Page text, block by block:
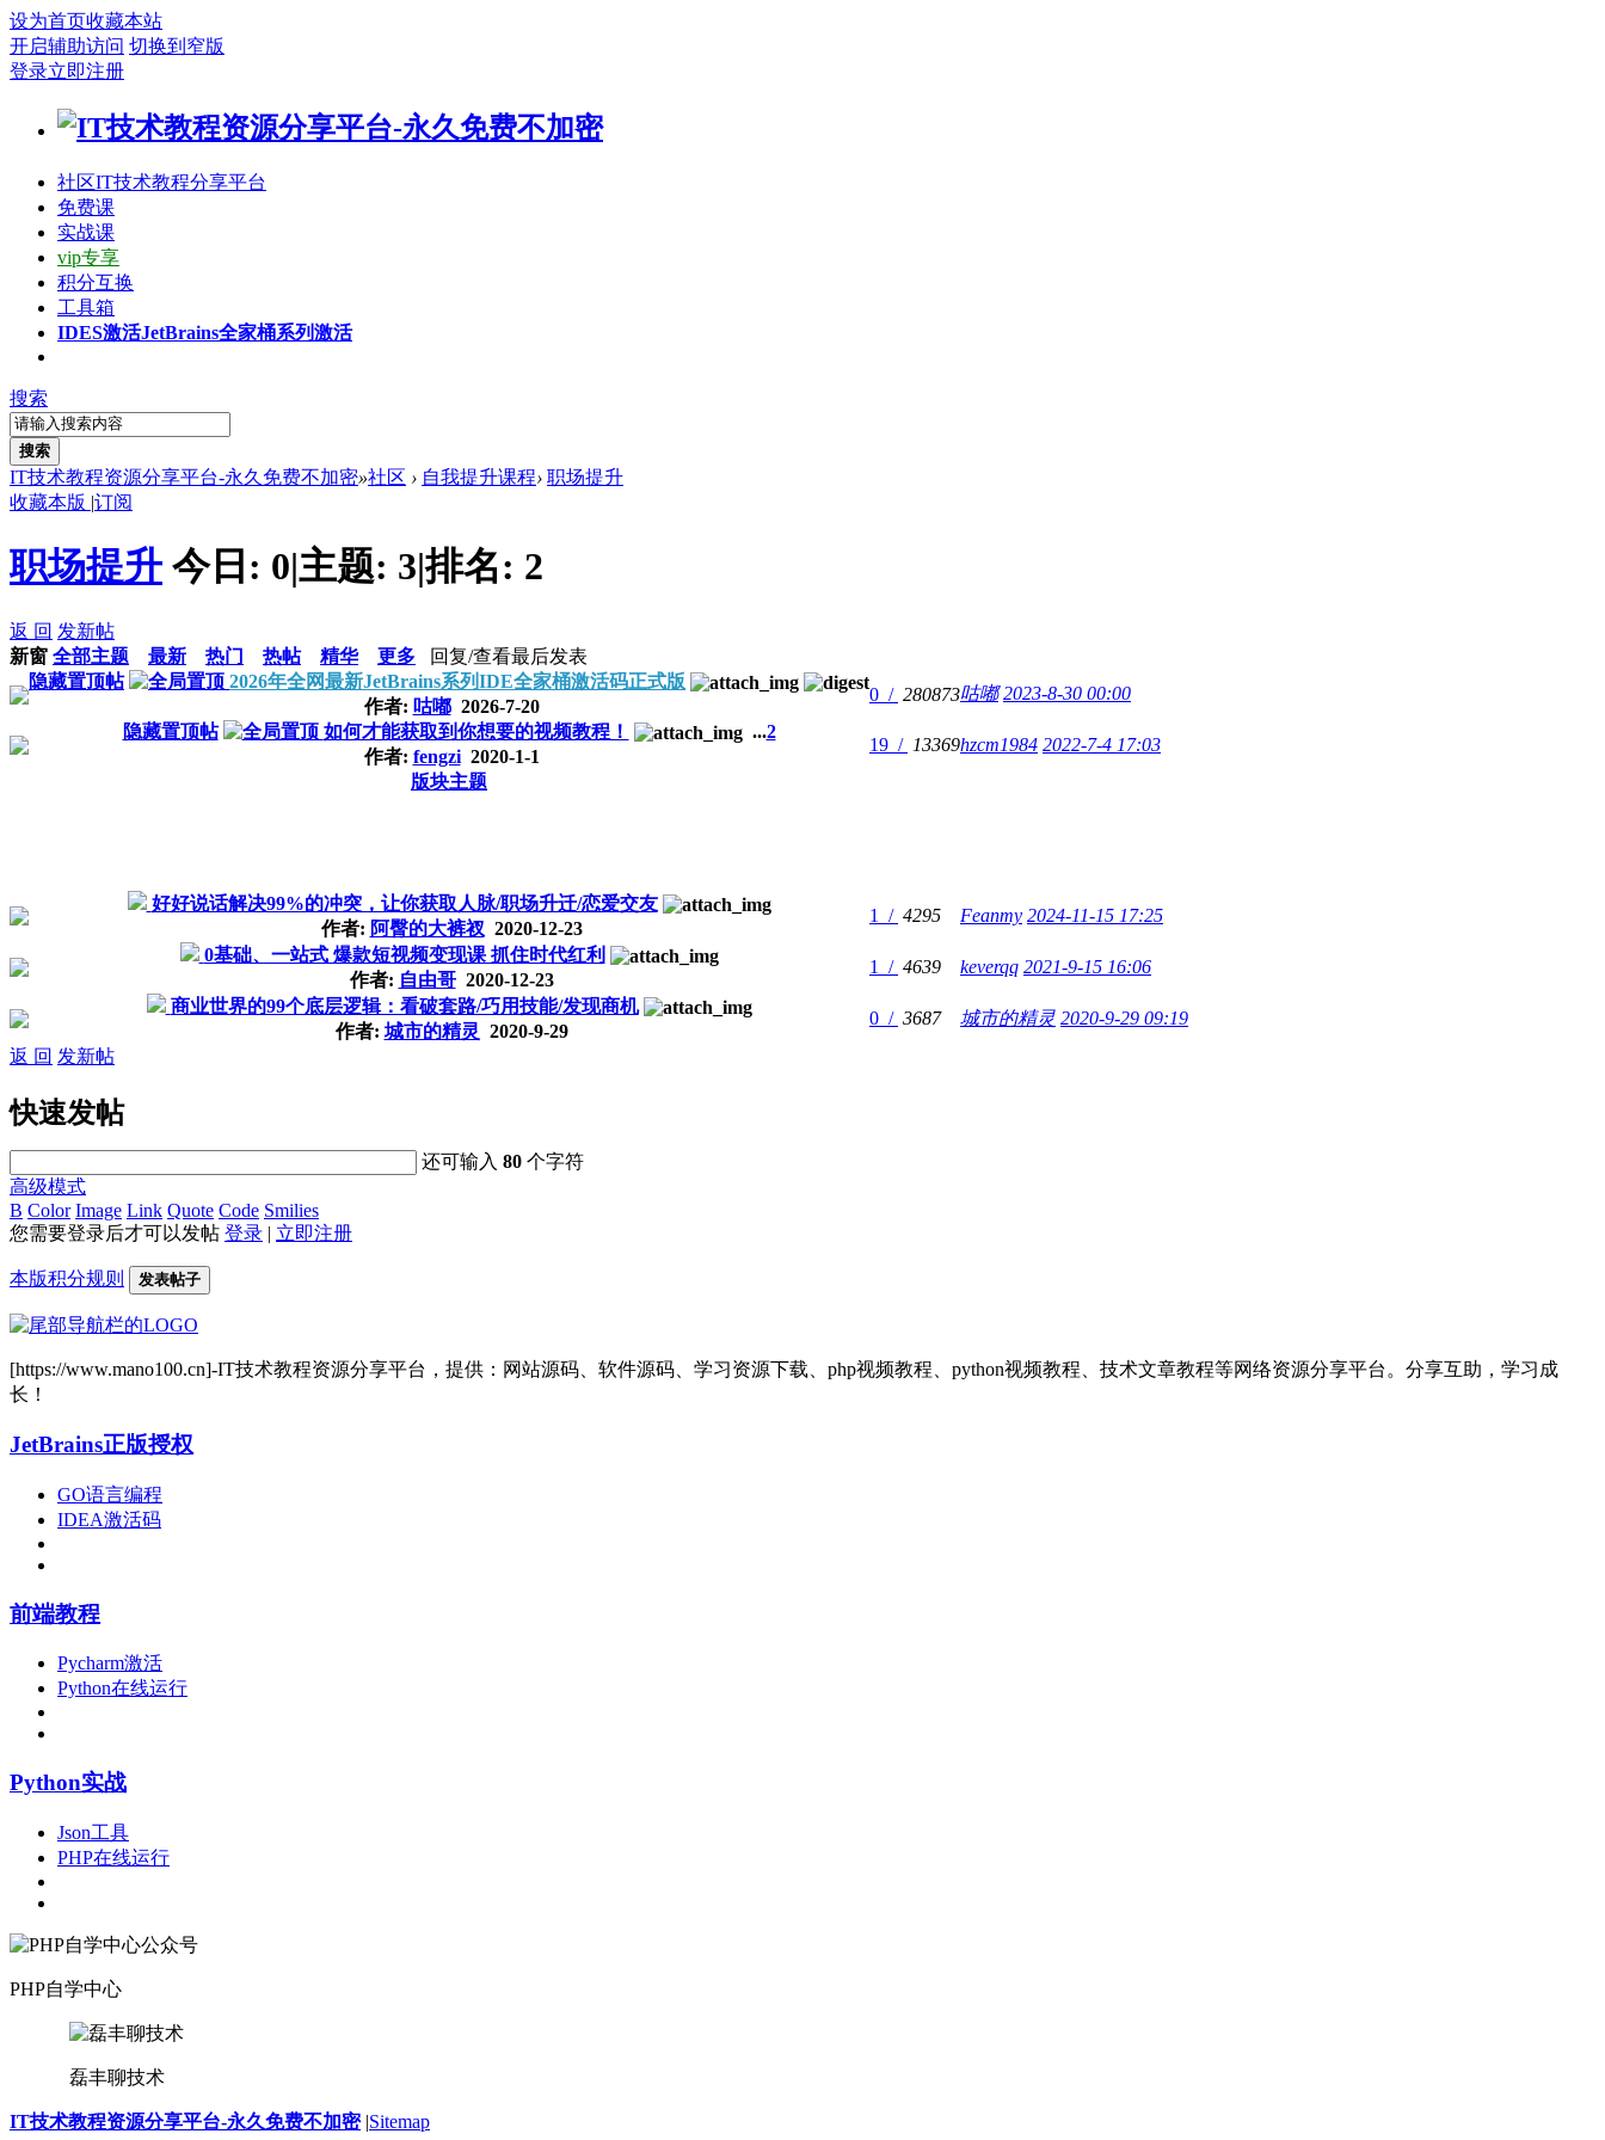
设为首页收藏本站
开启辅助访问 切换到窄版
登录立即注册
社区IT技术教程分享平台
免费课
实战课
vip专享
积分互换
工具箱
IDES激活JetBrains全家桶系列激活
搜索
搜索
IT技术教程资源分享平台-永久免费不加密»社区 › 自我提升课程› 职场提升
收藏本版 |订阅
职场提升 今日: 0|主题: 3|排名: 2
返 回 发新帖
新窗 全部主题 最新 热门 热帖 精华 更多 回复/查看最后发表
隐藏置顶帖
2026年全网最新JetBrains系列IDE全家桶激活码正式版
作者: 咕嘟2026-7-20
0 / 280873咕嘟 2023-8-30 00:00
隐藏置顶帖
如何才能获取到你想要的视频教程！ ...2
作者: fengzi2020-1-1
19 / 13369hzcm1984 2022-7-4 17:03
版块主题
好好说话解决99%的冲突，让你获取人脉/职场升迁/恋爱交友
作者: 阿臀的大裤衩 2020-12-23
1 / 4295 Feanmy 2024-11-15 17:25
0基础、一站式 爆款短视频变现课 抓住时代红利
作者: 自由哥2020-12-23
1 / 4639 keverqq 2021-9-15 16:06
商业世界的99个底层逻辑：看破套路/巧用技能/发现商机
作者: 城市的精灵 2020-9-29
0 / 3687 城市的精灵 2020-9-29 09:19
返 回 发新帖
快速发帖
还可输入80 个字符
高级模式
B Color Image Link Quote Code Smilies
您需要登录后才可以发帖 登录 | 立即注册
本版积分规则 发表帖子
[https://www.mano100.cn]-IT技术教程资源分享平台，提供：网站源码、软件源码、学习资源下载、php视频教程、python视频教程、技术文章教程等网络资源分享平台。分享互助，学习成
长！
JetBrains正版授权
GO语言编程
IDEA激活码
前端教程
Pycharm激活
Python在线运行
Python实战
Json工具
PHP在线运行
PHP自学中心
磊丰聊技术
IT技术教程资源分享平台-永久免费不加密 |Sitemap